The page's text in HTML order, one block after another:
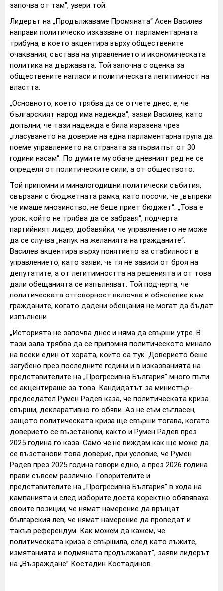
започва от там", увери той.
Лидерът на „Продължаваме Промяната“ Асен Василев
направи политическо изказване от парламентарната
трибуна, в което акцентира върху обществените
очаквания, състава на управлението и икономическата
политика на държавата. Той започна с оценка за
обществените нагласи и политическата легитимност на
властта.
„Основното, което трябва да се отчете днес, е, че
българският народ има надежда“, заяви Василев, като
допълни, че тази надежда е била изразена чрез
„гласуването на доверие на една парламентарна група да
поеме управлението на страната за първи път от 30
години насам“. По думите му обаче дневният ред не се
определя от политическите сили, а от обществото.
Той припомни и миналогодишни политически събития,
свързани с бюджетната рамка, като посочи, че „въпреки
че имаше мнозинство, не беше приет бюджет“. „Това е
урок, който не трябва да се забравя“, подчерта
партийният лидер, добавяйки, че управлението не може
да се случва „напук на желанията на гражданите“.
Василев акцентира върху понятието за стабилност в
управлението, като заяви, че тя не зависи от броя на
депутатите, а от легитимността на решенията и от това
дали обещанията се изпълняват. Той подчерта, че
политическата отговорност включва и обяснение към
гражданите, когато дадени обещания не могат да бъдат
изпълнени.
„Историята не започва днес и няма да свърши утре. В
тази зала трябва да се припомня политическото минало
на всеки един от хората, които са тук. Доверието беше
загубено през последните години и в изказванията на
представителите на „Прогресивна България” много пъти
се акцентираше за това. Кандидатът за министър-
председател Румен Радев каза, че политическата криза
свърши, декларативно го обяви. Аз не съм съгласен,
защото политическата криза ще свърши тогава, когато
доверието се възстанови, както и Румен Радев през
2025 година го каза. Само че не виждам как ще може да
се възстанови това доверие, при условие, че Румен
Радев през 2025 година говори едно, а през 2026 година
прави съвсем различно. Говорителите и
представителите на „Прогресивна България” в хода на
кампанията и след изборите доста коректно обявяваха
своите позиции, че нямат намерение да връщат
българския лев, че нямат намерение да проведат и
такъв референдум. Как можем да кажем, че
политическата криза е свършила, след като лъжите,
измятанията и подмяната продължават”, заяви лидерът
на „Възраждане” Костадин Костадинов.